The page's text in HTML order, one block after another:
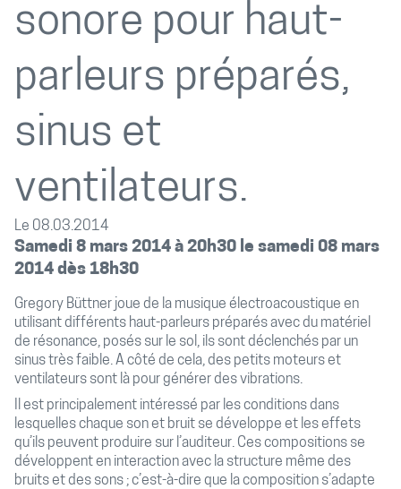
sonore pour haut-
parleurs préparés,
sinus et
ventilateurs.
Le 08.03.2014
Samedi 8 mars 2014 à 20h30 le samedi 08 mars
2014 dès 18h30
Gregory Büttner joue de la musique électroacoustique en
utilisant différents haut-parleurs préparés avec du matériel
de résonance, posés sur le sol, ils sont déclenchés par un
sinus très faible. A côté de cela, des petits moteurs et
ventilateurs sont là pour générer des vibrations.
Il est principalement intéressé par les conditions dans
lesquelles chaque son et bruit se développe et les effets
qu’ils peuvent produire sur l’auditeur. Ces compositions se
développent en interaction avec la structure même des
bruits et des sons ; c’est-à-dire que la composition s’adapte